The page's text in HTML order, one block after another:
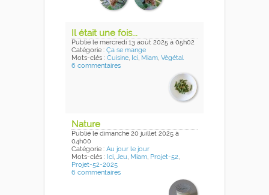
Il était une fois...
Publié le mercredi 13 août 2025 à 05h02
Catégorie : Ça se mange
Mots-clés : Cuisine, Ici, Miam, Végétal
6 commentaires
Nature
Publié le dimanche 20 juillet 2025 à
04h00
Catégorie : Au jour le jour
Mots-clés : Ici, Jeu, Miam, Projet-52,
Projet-52-2025
6 commentaires